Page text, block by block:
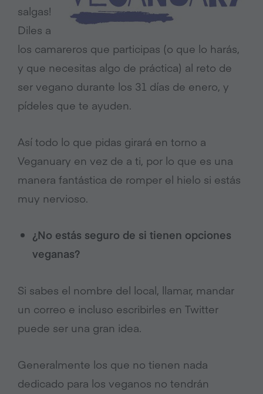
salgas!
Diles a
los camareros que participas (o que lo harás,
y que necesitas algo de práctica) al reto de
ser vegano durante los 31 días de enero, y
pídeles que te ayuden.
Así todo lo que pidas girará en torno a
Veganuary en vez de a ti, por lo que es una
manera fantástica de romper el hielo si estás
muy nervioso.
¿No estás seguro de si tienen opciones
veganas?
Si sabes el nombre del local, llamar, mandar
un correo e incluso escribirles en Twitter
puede ser una gran idea.
Generalmente los que no tienen nada
dedicado para los veganos no tendrán